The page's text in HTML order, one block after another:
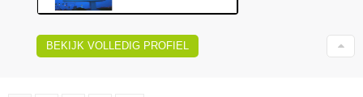
BEKIJK VOLLEDIG PROFIEL